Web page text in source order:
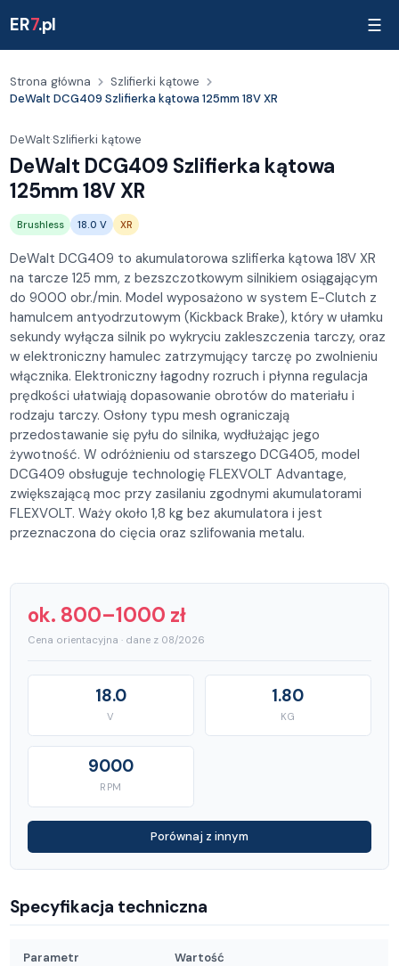
ER7.pl ☰
Strona główna
Szlifierki kątowe
DeWalt DCG409 Szlifierka kątowa 125mm 18V XR
DeWalt·Szlifierki kątowe
DeWalt DCG409 Szlifierka kątowa
125mm 18V XR
Brushless 18.0 V XR
DeWalt DCG409 to akumulatorowa szlifierka kątowa 18V XR
na tarcze 125 mm, z bezszczotkowym silnikiem osiągającym
do 9000 obr./min. Model wyposażono w system E-Clutch z
hamulcem antyodrzutowym (Kickback Brake), który w ułamku
sekundy wyłącza silnik po wykryciu zakleszczenia tarczy, oraz
w elektroniczny hamulec zatrzymujący tarczę po zwolnieniu
włącznika. Elektroniczny łagodny rozruch i płynna regulacja
prędkości ułatwiają dopasowanie obrotów do materiału i
rodzaju tarczy. Osłony typu mesh ograniczają
przedostawanie się pyłu do silnika, wydłużając jego
żywotność. W odróżnieniu od starszego DCG405, model
DCG409 obsługuje technologię FLEXVOLT Advantage,
zwiększającą moc przy zasilaniu zgodnymi akumulatorami
FLEXVOLT. Waży około 1,8 kg bez akumulatora i jest
przeznaczona do cięcia oraz szlifowania metalu.
ok. 800–1000 zł
Cena orientacyjna · dane z 08/2026
18.0
V
1.80
KG
9000
RPM
Porównaj z innym
Specyfikacja techniczna
Parametr Wartość